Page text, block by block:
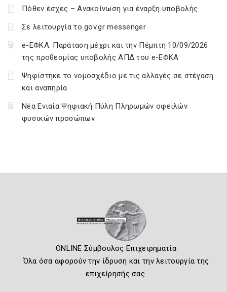
Πόθεν έσχες – Ανακοίνωση για έναρξη υποβολής
Σε λειτουργία το gov.gr messenger
e-ΕΦΚΑ: Παράταση μέχρι και την Πέμπτη 10/09/2026
της προθεσμίας υποβολής ΑΠΔ του e-ΕΦΚΑ
Ψηφίστηκε το νομοσχέδιο με τις αλλαγές σε στέγαση
και αναπηρία
Νέα Ενιαία Ψηφιακή Πύλη Πληρωμών οφειλών
φυσικών προσώπων
ONLINE Σύμβουλος Επιχειρηματία
Όλα όσα αφορούν την ίδρυση και την λειτουργία της
επιχείρησής σας.